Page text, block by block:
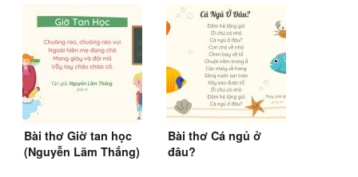
Bài thơ Giờ tan học
(Nguyễn Lãm Thắng)
Bài thơ Cá ngủ ở
đâu?